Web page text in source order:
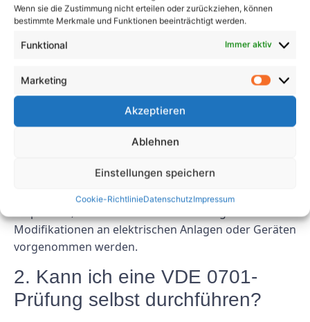
Wenn sie die Zustimmung nicht erteilen oder zurückziehen, können
bestimmte Merkmale und Funktionen beeinträchtigt werden.
Funktional Immer aktiv
Marketing
Akzeptieren
Ablehnen
Einstellungen speichern
Cookie-RichtlinieDatenschutzImpressum
mindern und letztendlich ein sicheres Arbeitsumfeld
für alle fördern.
FAQs
1. Wie oft sollte eine VDE 0701-
Prüfung durchgeführt werden?
Eine VDE 0701-Prüfung sollte in regelmäßigen
und Normen durchgeführt werden. In der Regel
werden Untersuchungen jährlich oder immer dann
Modifikationen an elektrischen Anlagen oder Geräten
vorgenommen werden.
2. Kann ich eine VDE 0701-
Prüfung selbst durchführen?